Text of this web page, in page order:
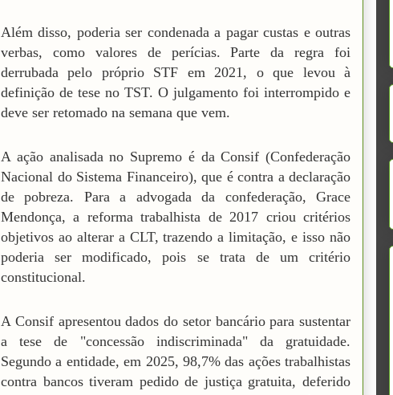
Além disso, poderia ser condenada a pagar custas e outras
verbas, como valores de perícias. Parte da regra foi
derrubada pelo próprio STF em 2021, o que levou à
definição de tese no TST. O julgamento foi interrompido e
deve ser retomado na semana que vem.
A ação analisada no Supremo é da Consif (Confederação
Nacional do Sistema Financeiro), que é contra a declaração
de pobreza. Para a advogada da confederação, Grace
Mendonça, a reforma trabalhista de 2017 criou critérios
objetivos ao alterar a CLT, trazendo a limitação, e isso não
poderia ser modificado, pois se trata de um critério
constitucional.
A Consif apresentou dados do setor bancário para sustentar
a tese de "concessão indiscriminada" da gratuidade.
Segundo a entidade, em 2025, 98,7% das ações trabalhistas
contra bancos tiveram pedido de justiça gratuita, deferido